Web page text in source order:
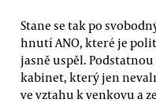
Stane se tak po
hnutí ANO, které je
jasně uspěl.
kabinet, který jen
ve vztahu k venkovu a